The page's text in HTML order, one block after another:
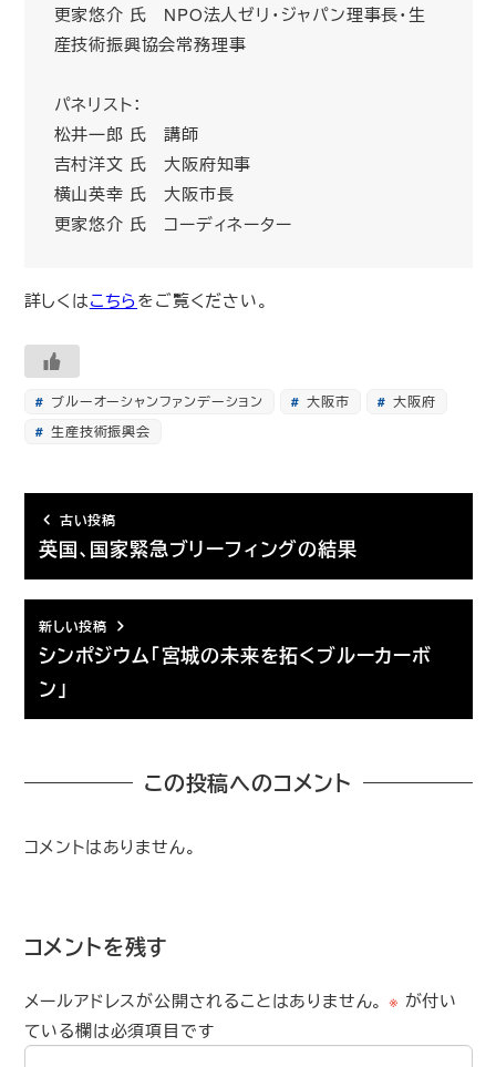
更家悠介 氏 NPO法人ゼリ・ジャパン理事長・生
産技術振興協会常務理事
パネリスト：
松井一郎 氏 講師
吉村洋文 氏 大阪府知事
横山英幸 氏 大阪市長
更家悠介 氏 コーディネーター
詳しくはこちらをご覧ください。
ブルーオーシャンファンデーション 大阪市
大阪府
生産技術振興会
古い投稿
英国、国家緊急ブリーフィングの結果
新しい投稿
シンポジウム「宮城の未来を拓くブルーカーボ
ン」
この投稿へのコメント
コメントはありません。
コメントを残す
メールアドレスが公開されることはありません。 ※ が付い
ている欄は必須項目です